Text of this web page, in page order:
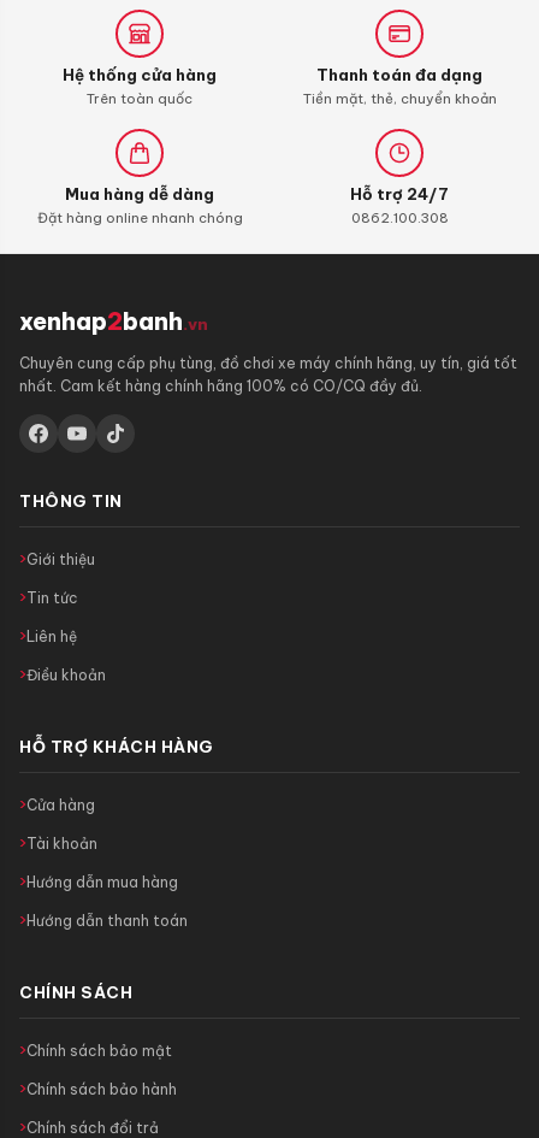
110
(bình
xăng
con)
Hệ thống cửa hàng
Trên toàn quốc
Thanh toán đa dạng
Tiền mặt, thẻ, chuyển khoản
Mua hàng dễ dàng
Đặt hàng online nhanh chóng
Hỗ trợ 24/7
0862.100.308
xenhap2banh.vn
Chuyên cung cấp phụ tùng, đồ chơi xe máy chính hãng, uy tín, giá tốt
nhất. Cam kết hàng chính hãng 100% có CO/CQ đầy đủ.
THÔNG TIN
Giới thiệu
Tin tức
Liên hệ
Điều khoản
HỖ TRỢ KHÁCH HÀNG
Cửa hàng
Tài khoản
Hướng dẫn mua hàng
Hướng dẫn thanh toán
CHÍNH SÁCH
Chính sách bảo mật
Chính sách bảo hành
Chính sách đổi trả